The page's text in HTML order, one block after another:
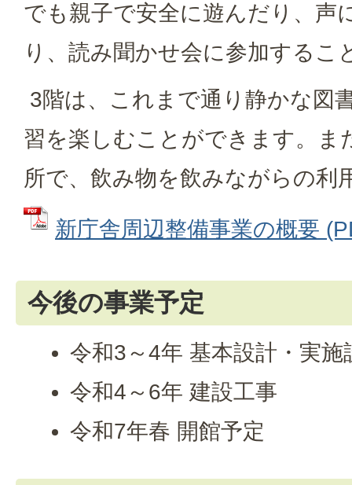
でも親子で安全に遊んだり、声
り、読み聞かせ会に参加するこ
3階は、これまで通り静かな図
習を楽しむことができます。ま
所で、飲み物を飲みながらの利
新庁舎周辺整備事業の概要
今後の事業予定
令和3～4年 基本設計・実施
令和4～6年 建設工事
令和7年春 開館予定